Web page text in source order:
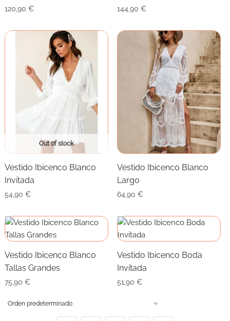
120,90 € 144,90€
Out of stock
Vestido Ibicenco Blanco
Invitada
54,90 €
Vestido Ibicenco Blanco
Largo
64,90€
Vestido Ibicenco Blanco
Tallas Grandes
75,90 €
Vestido Ibicenco Boda
Invitada
51,90€